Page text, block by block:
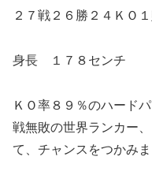
２７戦２６勝２４ＫＯ
身長 １７８センチ
ＫＯ率８９％のハード
戦無敗の世界ランカー
て、チャンスをつかみま